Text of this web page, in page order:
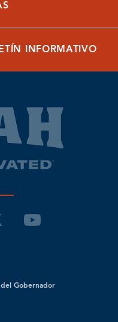
INFORMATIVO
Gobernador